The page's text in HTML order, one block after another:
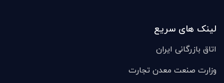
لینک های سریع
اتاق بازرگانی ایران
وزارت صنعت معدن تجارت